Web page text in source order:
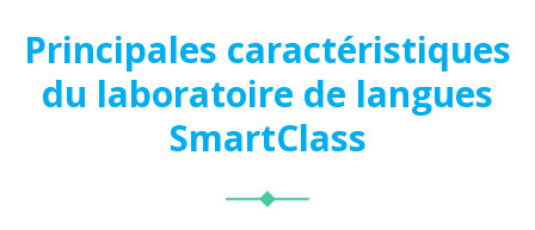
Principales caractéristiques
du laboratoire de langues
SmartClass